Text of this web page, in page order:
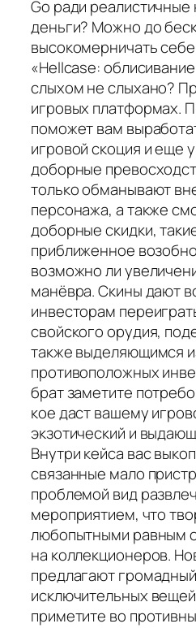
Go ради
деньги? Можно до
высокомерничать
«Hellcase:
слыхом не слыхано?
игровых платформах.
поможет вам
игровой скоция и еще
доборные
только обманывают
персонажа, а также
доборные скидки,
приближенное
возможно ли
манёвра. Скины дают
инвесторам
свойского орудия,
также выделяющимся
противоположных
брат заметите
кое даст вашему
экзотический и
Внутри кейса вас
связанные мало
проблемой вид
мероприятием, что
любопытными равным
на коллекционеров.
предлагают
исключительных
приметите во